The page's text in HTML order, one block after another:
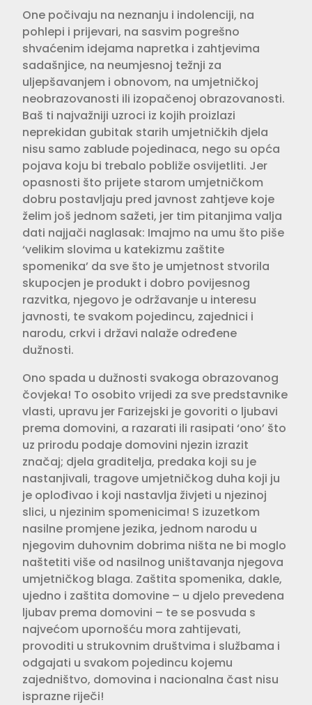
One počivaju na neznanju i indolenciji, na
pohlepi i prijevari, na sasvim pogrešno
shvaćenim idejama napretka i zahtjevima
sadašnjice, na neumjesnoj težnji za
uljepšavanjem i obnovom, na umjetničkoj
neobrazovanosti ili izopačenoj obrazovanosti.
Baš ti najvažniji uzroci iz kojih proizlazi
neprekidan gubitak starih umjetničkih djela
nisu samo zablude pojedinaca, nego su opća
pojava koju bi trebalo pobliže osvijetliti. Jer
opasnosti što prijete starom umjetničkom
dobru postavljaju pred javnost zahtjeve koje
želim još jednom sažeti, jer tim pitanjima valja
dati najjači naglasak: Imajmo na umu što piše
‘velikim slovima u katekizmu zaštite
spomenika’ da sve što je umjetnost stvorila
skupocjen je produkt i dobro povijesnog
razvitka, njegovo je održavanje u interesu
javnosti, te svakom pojedincu, zajednici i
narodu, crkvi i državi nalaže određene
dužnosti.
Ono spada u dužnosti svakoga obrazovanog
čovjeka! To osobito vrijedi za sve predstavnike
vlasti, upravu jer Farizejski je govoriti o ljubavi
prema domovini, a razarati ili rasipati ‘ono’ što
uz prirodu podaje domovini njezin izrazit
značaj; djela graditelja, predaka koji su je
nastanjivali, tragove umjetničkog duha koji ju
je oplođivao i koji nastavlja živjeti u njezinoj
slici, u njezinim spomenicima! S izuzetkom
nasilne promjene jezika, jednom narodu u
njegovim duhovnim dobrima ništa ne bi moglo
naštetiti više od nasilnog uništavanja njegova
umjetničkog blaga. Zaštita spomenika, dakle,
ujedno i zaštita domovine – u djelo prevedena
ljubav prema domovini – te se posvuda s
najvećom upornošću mora zahtijevati,
provoditi u strukovnim društvima i službama i
odgajati u svakom pojedincu kojemu
zajedništvo, domovina i nacionalna čast nisu
isprazne riječi!